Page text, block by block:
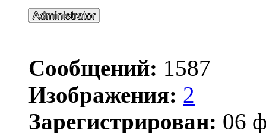
Сообщений: 1587
Изображения: 2
Зарегистрирован: 06